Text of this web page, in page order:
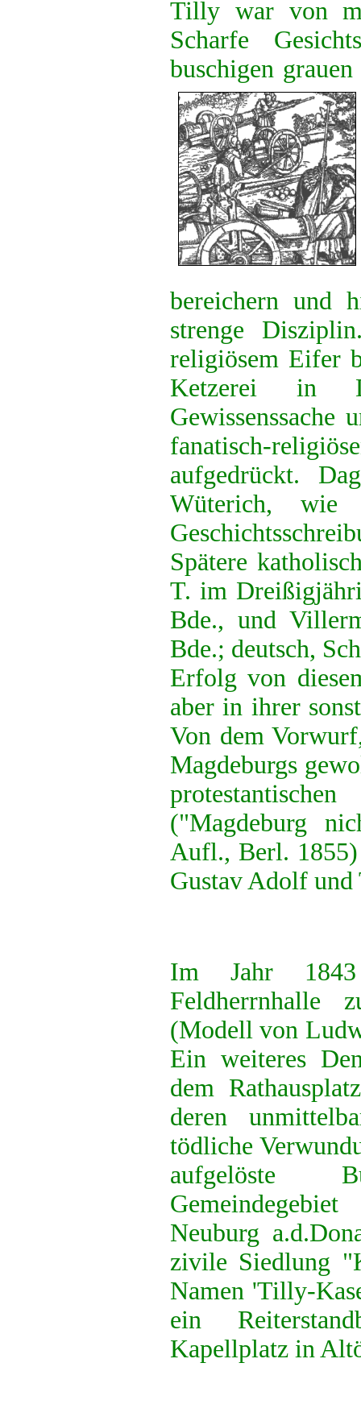
Tilly war von
Scharfe
buschigen
bereichern und
strenge
religiösem Eifer
Ketzerei in
Gewissenssache
fanatisch-
aufgedrückt.
Wüterich, wie
Spätere
T. im
Bde., und
Bde.; deutsch,
Erfolg von
aber in ihrer
Von dem
Magdeburgs
("Magdeburg
Aufl., Berl.
Gustav Adolf und
Im Jahr
Feldherrnhalle
(Modell von
Ein weiteres
dem
deren
tödliche
aufgelöste
Neuburg
zivile Siedlung
Namen 'Tilly-
ein
Kapellplatz in